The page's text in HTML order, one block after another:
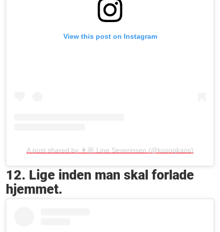
View this post on Instagram
A post shared by 👩🏼 Line Severinsen (@kosogkaos)
12. Lige inden man skal forlade
hjemmet.